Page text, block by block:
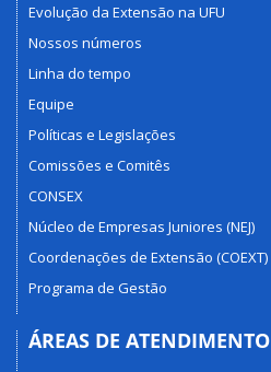
Evolução da Extensão na UFU
Nossos números
Linha do tempo
Equipe
Políticas e Legislações
Comissões e Comitês
CONSEX
Núcleo de Empresas Juniores (NEJ)
Coordenações de Extensão (COEXT)
Programa de Gestão
ÁREAS DE ATENDIMENTO